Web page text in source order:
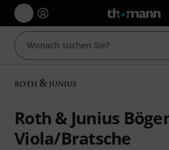
Roth & Junius
Viola/Bratsche